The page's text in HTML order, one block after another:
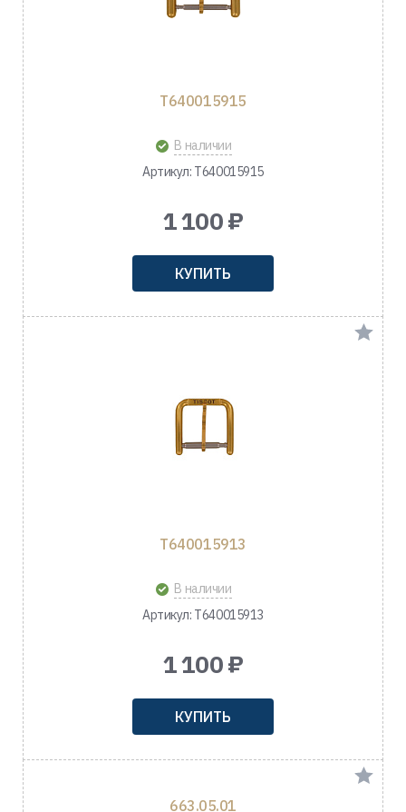
T640015915
В наличии
Артикул: T640015915
1 100 ₽
КУПИТЬ
T640015913
В наличии
Артикул: T640015913
1 100 ₽
КУПИТЬ
663.05.01